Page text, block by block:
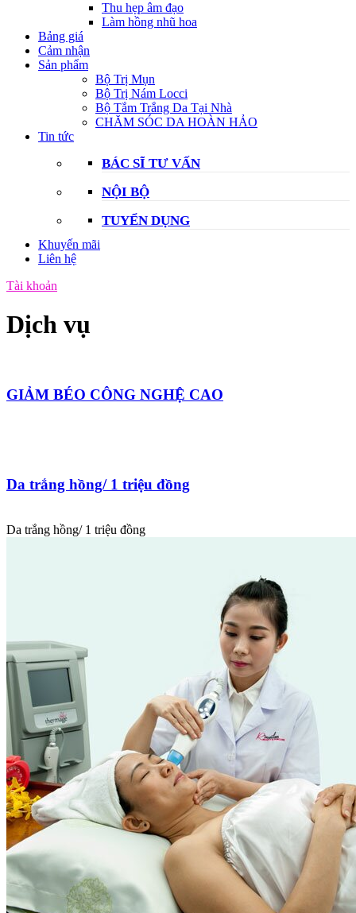
Thu hẹp âm đạo
Làm hồng nhũ hoa
Bảng giá
Cảm nhận
Sản phẩm
Bộ Trị Mụn
Bộ Trị Nám Locci
Bộ Tắm Trắng Da Tại Nhà
CHĂM SÓC DA HOÀN HẢO
Tin tức
BÁC SĨ TƯ VẤN
NỘI BỘ
TUYỂN DỤNG
Khuyến mãi
Liên hệ
Tài khoản
Dịch vụ
GIẢM BÉO CÔNG NGHỆ CAO
Da trắng hồng/ 1 triệu đồng
Da trắng hồng/ 1 triệu đồng